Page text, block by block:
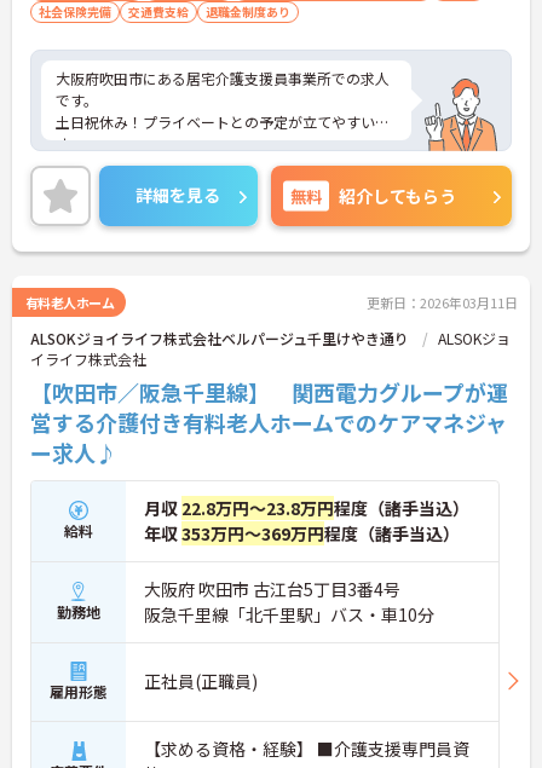
社会保険完備
交通費支給 退職金制度あり
大阪府吹田市にある居宅介護支援員事業所での求人
です。
土日祝休み！プライベートとの予定が立てやすいで
す。
教育制度や研修制度が整っていますので、スキルア
ップが目指せます！
ご興味ある方には、面接対策ポイントなど、さらに
詳細をお話しいたしますのでお気軽にご相談くださ
い。
詳細を見る 無料 紹介してもらう
有料老人ホーム 更新日：2026年03月11日
ALSOKジョイライフ株式会社ベルパージュ千里けやき通り
ALSOKジョ
イライフ株式会社
【吹田市／阪急千里線】 関西電力グループが運
営する介護付き有料老人ホームでのケアマネジャ
ー求人♪
給料
月収 22.8万円～23.8万円程度（諸手当込）
年収353万円～369万円程度（諸手当込）
勤務地
大阪府 吹田市 古江台5丁目3番4号
阪急千里線「北千里駅」バス・車10分
雇用形態 正社員(正職員)
【求める資格・経験】 ■介護支援専門員資